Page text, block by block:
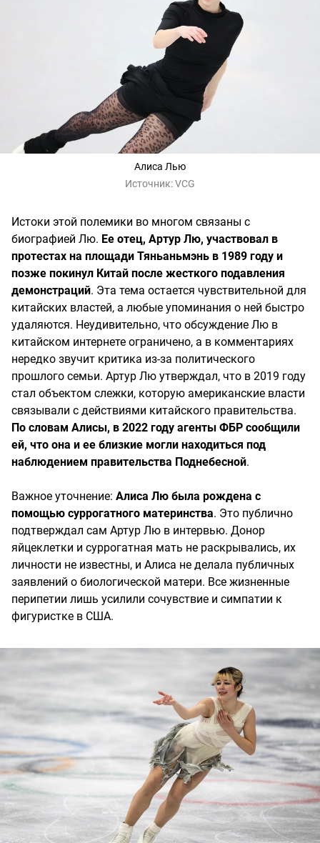
Алиса Лью
Источник:VCG
Истоки этой полемики во многом связаны с
биографией Лю. Ее отец, Артур Лю, участвовал в
протестах на площади Тяньаньмэнь в 1989 году и
позже покинул Китай после жесткого подавления
демонстраций. Эта тема остается чувствительной для
китайских властей, а любые упоминания о ней быстро
удаляются. Неудивительно, что обсуждение Лю в
китайском интернете ограничено, а в комментариях
нередко звучит критика из-за политического
прошлого семьи. Артур Лю утверждал, что в 2019 году
стал объектом слежки, которую американские власти
связывали с действиями китайского правительства.
По словам Алисы, в 2022 году агенты ФБР сообщили
ей, что она и ее близкие могли находиться под
наблюдением правительства Поднебесной.
Важное уточнение: Алиса Лю была рождена с
помощью суррогатного материнства. Это публично
подтверждал сам Артур Лю в интервью. Донор
яйцеклетки и суррогатная мать не раскрывались, их
личности не известны, и Алиса не делала публичных
заявлений о биологической матери. Все жизненные
перипетии лишь усилили сочувствие и симпатии к
фигуристке в США.